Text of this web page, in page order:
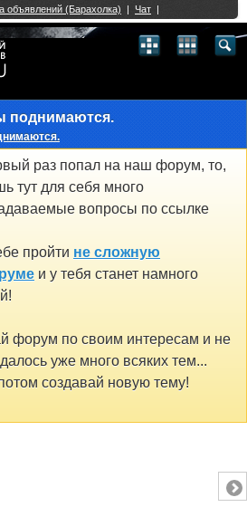
поднимаются.
раз попал на наш форум, то,
тут для себя много
вопросы по ссылке
пройти не сложную
и у тебя станет намного
форум по своим интересам и не
уже много всяких тем...
создавай новую тему!
On provided byvBSSO
14 15 16 17 18 21 22 23 24 25 26
33 40 41 42 43